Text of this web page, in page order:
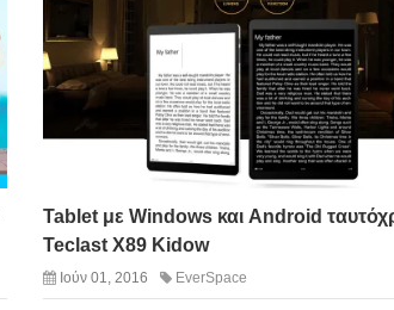
Tablet με Windows και Android
Teclast X89 Kidow
Ιούν 01, 2016 EverSpace